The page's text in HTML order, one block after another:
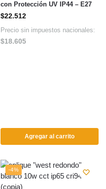
con Protección UV IP44 – E27
$22.512
Precio sin impuestos nacionales:
$18.605
Agregar al carrito
-4%